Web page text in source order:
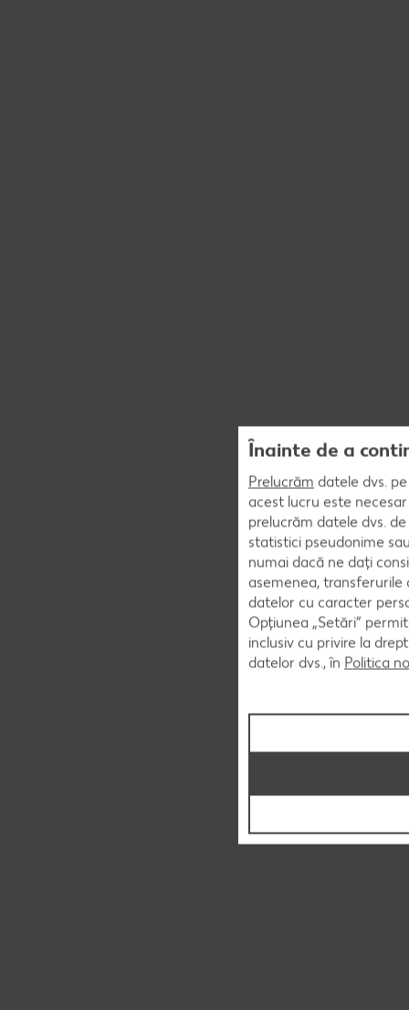
Înainte de a
Prelucrăm datele dvs.
acest lucru este
prelucrăm datele dvs.
statistici pseudonime
numai dacă ne dați
asemenea,
datelor cu caracter
Opțiunea „Setări”
inclusiv cu privire la
datelor dvs., în Politica